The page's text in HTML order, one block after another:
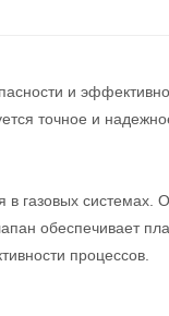
и
точное и
в газовых системах.
обеспечивает
процессов.